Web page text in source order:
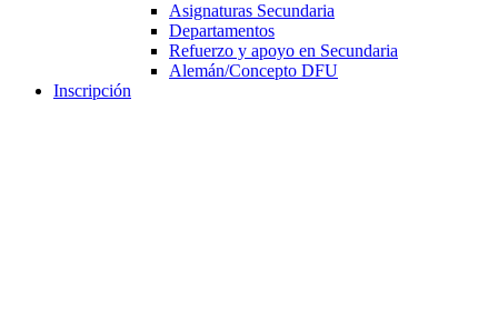
Asignaturas Secundaria
Departamentos
Refuerzo y apoyo en Secundaria
Alemán/Concepto DFU
Inscripción